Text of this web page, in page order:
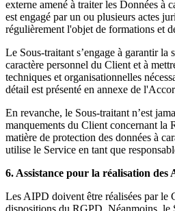
externe amené à traiter les Données à
est engagé par un ou plusieurs actes
régulièrement l'objet de formations et
Le Sous-traitant s’engage à garantir la
caractère personnel du Client et à
techniques et organisationnelles
détail est présenté en annexe de
En revanche, le Sous-traitant n’est
manquements du Client concernant la
matière de protection des données à
utilise le Service en tant que
6. Assistance pour la réalisation des
Les AIPD doivent être réalisées par le
dispositions du RGPD. Néanmoins, le